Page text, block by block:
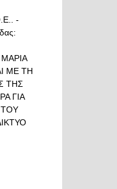
-
ΜΑΡΙΑ
ΜΕ ΤΗ
ΤΗΣ
ΓΙΑ
ΤΟΥ